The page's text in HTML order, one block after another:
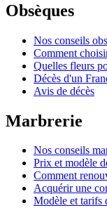
Obsèques
Nos conseils
Comment
Quelles fleurs
Décès d'un
Avis de décès
Marbrerie
Nos conseils
Prix et modèle
Comment
Acquérir une
Modèle et tarifs